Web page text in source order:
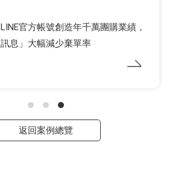
官方帳號創造年千萬團購業績，
息」大幅減少棄單率
返回案例總覽